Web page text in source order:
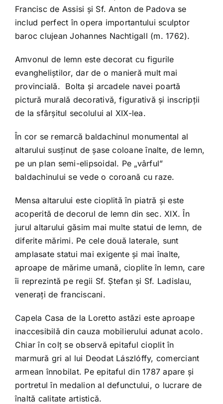
Francisc de Assisi și Sf. Anton de Padova se
includ perfect în opera importantului sculptor
baroc clujean Johannes Nachtigall (m. 1762).
Amvonul de lemn este decorat cu figurile
evangheliștilor, dar de o manieră mult mai
provincială. Bolta și arcadele navei poartă
pictură murală decorativă, figurativă și inscripții
de la sfârșitul secolului al XIX-lea.
În cor se remarcă baldachinul monumental al
altarului susținut de șase coloane înalte, de lemn,
pe un plan semi-elipsoidal. Pe „vârful”
baldachinului se vede o coroană cu raze.
Mensa altarului este cioplită în piatră și este
acoperită de decorul de lemn din sec. XIX. În
jurul altarului găsim mai multe statui de lemn, de
diferite mărimi. Pe cele două laterale, sunt
amplasate statui mai exigente și mai înalte,
aproape de mărime umană, cioplite în lemn, care
îi reprezintă pe regii Sf. Ștefan și Sf. Ladislau,
venerați de franciscani.
Capela Casa de la Loretto astăzi este aproape
inaccesibilă din cauza mobilierului adunat acolo.
Chiar în colț se observă epitaful cioplit în
marmură gri al lui Deodat Lászlóffy, comerciant
armean înnobilat. Pe epitaful din 1787 apare și
portretul în medalion al defunctului, o lucrare de
înaltă calitate artistică.